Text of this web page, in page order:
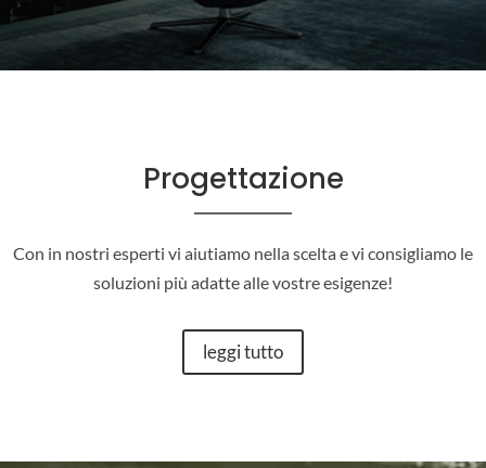
Progettazione
Con in nostri esperti vi aiutiamo nella scelta e vi consigliamo le
soluzioni più adatte alle vostre esigenze!
leggi tutto